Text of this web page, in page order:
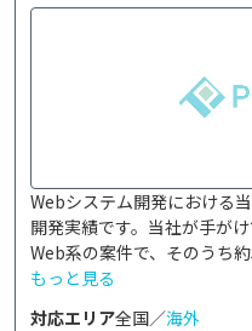
Webシステム開発における
開発実績です。当社が手が
Web系の案件で、そのうち
もっと見る
対応エリア全国／海外